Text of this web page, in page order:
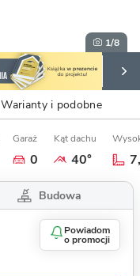
1/8
Warianty i podobne
Garaż
0
Kąt dachu
40°
Budowa
Powiadom
o promocji